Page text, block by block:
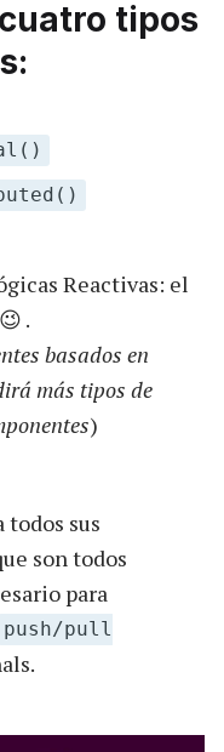
tipos
Reactivas: el
.
basados en
más tipos de
)
todos sus
son todos
para
push/pull